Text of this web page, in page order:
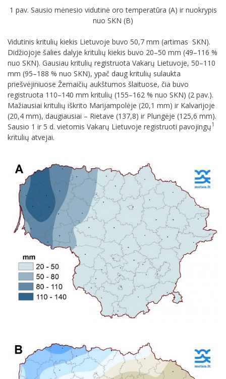
1 pav. Sausio mėnesio vidutinė oro temperatūra (A) ir nuokrypis
nuo SKN (B)
Vidutinis kritulių kiekis Lietuvoje buvo 50,7 mm (artimas SKN).
Didžiojoje šalies dalyje kritulių kiekis buvo 20–50 mm (49–116 %
nuo SKN). Gausiau kritulių registruota Vakarų Lietuvoje, 50–110
mm (95–188 % nuo SKN), ypač daug kritulių sulaukta
priešvėjiniuose Žemaičių aukštumos šlaituose, čia buvo
registruota 110–140 mm kritulių (155–162 % nuo SKN) (2 pav.).
Mažiausiai kritulių iškrito Marijampolėje (20,1 mm) ir Kalvarijoje
(20,4 mm), daugiausiai – Rietave (137,8) ir Plungėje (125,6 mm).
Sausio 1 ir 5 d. vietomis Vakarų Lietuvoje registruoti pavojingų1
kritulių atvejai.